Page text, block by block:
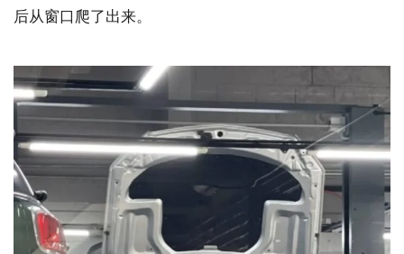
后从窗口爬了出来。